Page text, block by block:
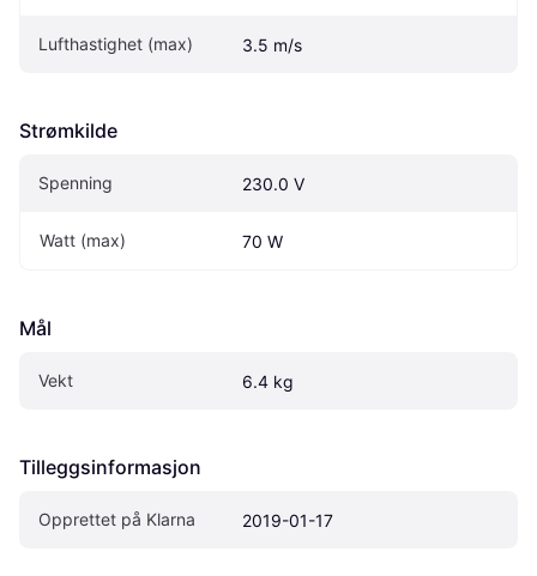
Lufthastighet (max) 3.5 m/s
Strømkilde
Spenning 230.0 V
Watt (max) 70 W
Mål
Vekt 6.4 kg
Tilleggsinformasjon
Opprettet på Klarna 2019-01-17